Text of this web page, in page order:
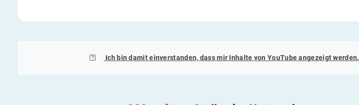
Ich bin damit einverstanden, dass mir Inhalte vonYouTubeangezeigt werden.